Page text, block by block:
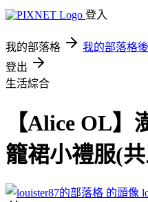
登入
我的部落格 我的部落格
登出
生活綜合
【Alice OL】
籠裙小禮服(